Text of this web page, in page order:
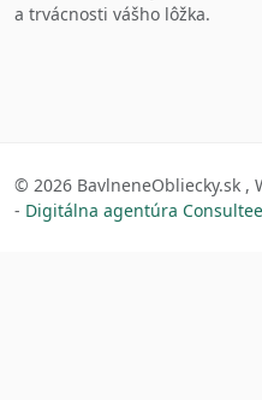
a trvácnosti vášho lôžka.
© 2026 BavlneneObliecky.sk ,
- Digitálna agentúra